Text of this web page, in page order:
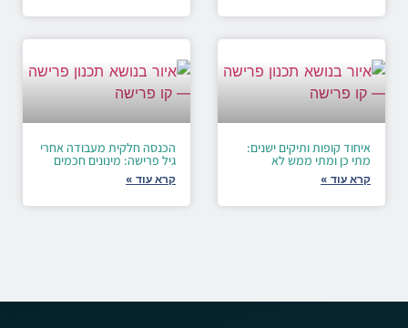
איחוד קופות ותיקים ישנים:
מתי כן ומתי ממש לא
קרא עוד »
הכנסה חלקית מעבודה אחרי
גיל פרישה: מינונים חכמים
קרא עוד »